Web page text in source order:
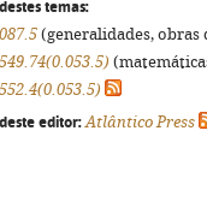
destes temas:
087.5 (generalidades,
549.74(0.053.5)
552.4(0.053.5)
deste editor: Atlântico Press